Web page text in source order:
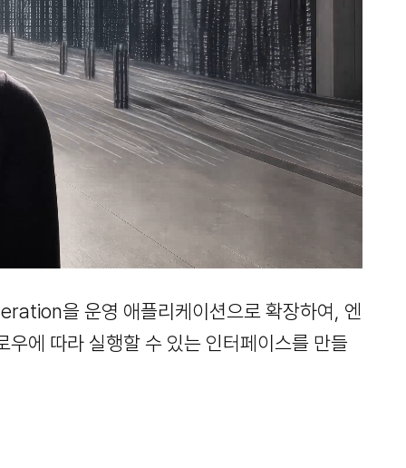
을 운영 애플리케이션으로 확장하여, 엔
에 따라 실행할 수 있는 인터페이스를 만들